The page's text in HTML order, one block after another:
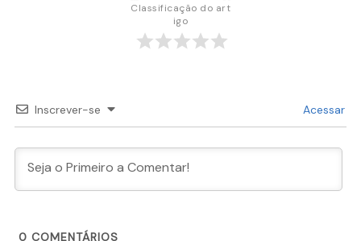
Classificação do art
igo
Inscrever-se Acessar
0 COMENTÁRIOS